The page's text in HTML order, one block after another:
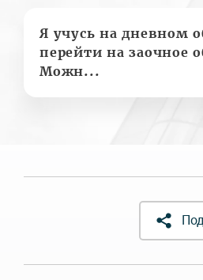
Я учусь на дневном
перейти на заочное
Можн...